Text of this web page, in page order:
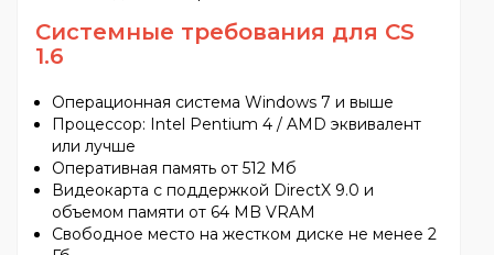
Системные требования для CS
1.6
Операционная система Windows 7 и выше
Процессор: Intel Pentium 4 / AMD эквивалент
или лучше
Оперативная память от 512 Мб
Видеокарта с поддержкой DirectX 9.0 и
объемом памяти от 64 MB VRAM
Свободное место на жестком диске не менее 2